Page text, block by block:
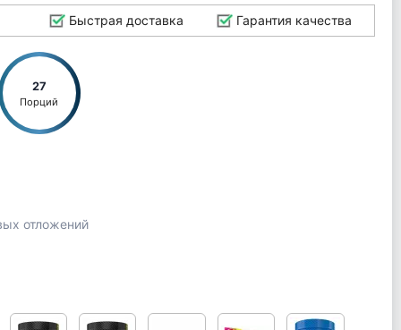
Быстрая доставка Гарантия качества
27
Порций
отложений